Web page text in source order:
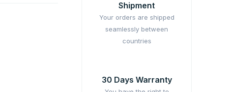
Shipment
Your orders are shipped
seamlessly between
countries
30 Days Warranty